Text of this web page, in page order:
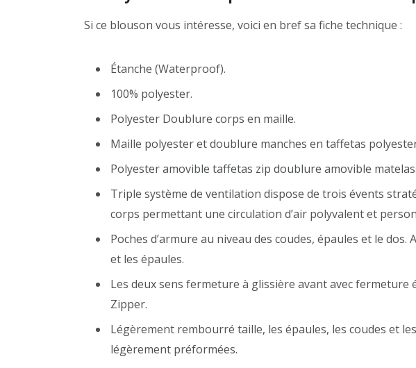
Si ce blouson vous intéresse, voici en bref sa fiche technique :
Étanche (Waterproof).
100% polyester.
Polyester Doublure corps en maille.
Maille polyester et doublure manches en taffetas
Polyester amovible taffetas zip doublure amovible
Triple système de ventilation dispose de trois évents
corps permettant une circulation d’air polyvalent et
Poches d’armure au niveau des coudes, épaules et le
et les épaules.
Les deux sens fermeture à glissière avant avec
Zipper.
Légèrement rembourré taille, les épaules, les coudes et
légèrement préformées.